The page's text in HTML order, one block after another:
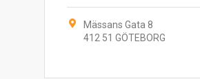
Mässans Gata 8
412 51 GÖTEBORG